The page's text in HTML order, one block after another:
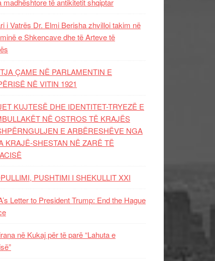
madhështore të antikitetit shqiptar
i Vatrës Dr. Elmi Berisha zhvilloi takim në
e Shkencave dhe të Arteve të
ÇAME NË PARLAMENTIN E
NË VITIN 1921
KUJTESË DHE IDENTITET-TRYEZË E
NË OSTROS TË KRAJËS
E ARBËRESHËVE NGA
KRAJË-SHESTAN NË ZARË TË
PUSHTIMI I SHEKULLIT XXI
Letter to President Trump: End the Hague
në Kukaj për të parë “Lahuta e